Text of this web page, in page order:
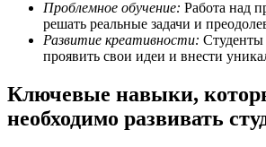
Проблемное обучение: Работа над
решать реальные задачи и
Развитие креативности:
проявить свои идеи и внести
Ключевые навыки,
необходимо развивать